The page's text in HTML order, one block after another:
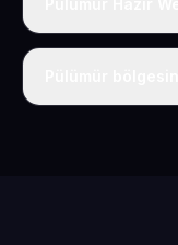
Tek fiyat